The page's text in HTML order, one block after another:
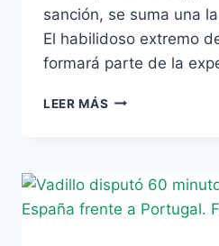
sanción, se suma una
El habilidoso extremo
formará parte de la
LEER MÁS VADILLO
CHOQUE
FRENTE
AL